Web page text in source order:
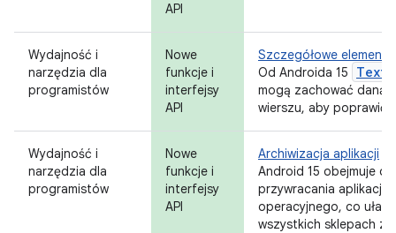
API
Wydajność i
narzędzia dla
programistów
Nowe
funkcje i
interfejsy
API
Szczegółowe
Od Androida 15
mogą zachować daną
wierszu, aby poprawić
Wydajność i
narzędzia dla
programistów
Nowe
funkcje i
interfejsy
API
Archiwizacja aplikacji
Android 15 obejmuje
przywracania aplikacji
operacyjnego, co
wszystkich sklepach z